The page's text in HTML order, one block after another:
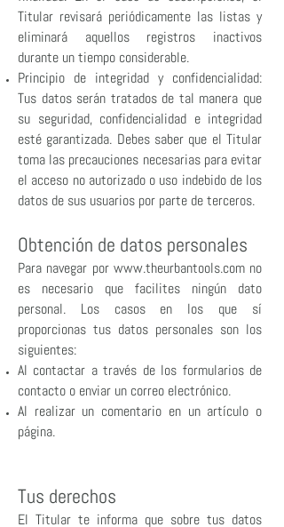
Titular revisará periódicamente las listas y
eliminará aquellos registros inactivos
durante un tiempo considerable.
Principio de integridad y confidencialidad:
Tus datos serán tratados de tal manera que
su seguridad, confidencialidad e integridad
esté garantizada. Debes saber que el Titular
toma las precauciones necesarias para evitar
el acceso no autorizado o uso indebido de los
datos de sus usuarios por parte de terceros.
Obtención de datos personales
Para navegar por www.theurbantools.comno
es necesario que facilites ningún dato
personal. Los casos en los que sí
proporcionas tus datos personales son los
siguientes:
Al contactar a través de los formularios de
contacto o enviar un correo electrónico.
Al realizar un comentario en un artículo o
página.
Tus derechos
El Titular te informa que sobre tus datos